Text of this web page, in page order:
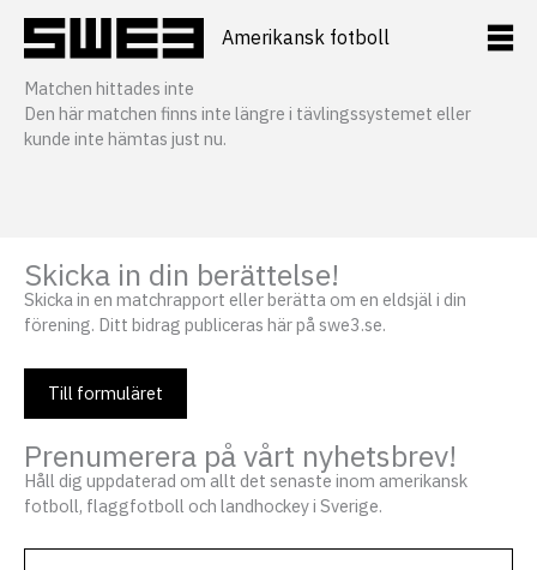
innehåll
Amerikansk fotboll
Matchen hittades inte
Den här matchen finns inte längre i tävlingssystemet eller
kunde inte hämtas just nu.
Skicka in din berättelse!
Skicka in en matchrapport eller berätta om en eldsjäl i din
förening. Ditt bidrag publiceras här på swe3.se.
Till formuläret
Prenumerera på vårt nyhetsbrev!
Håll dig uppdaterad om allt det senaste inom amerikansk
fotboll, flaggfotboll och landhockey i Sverige.